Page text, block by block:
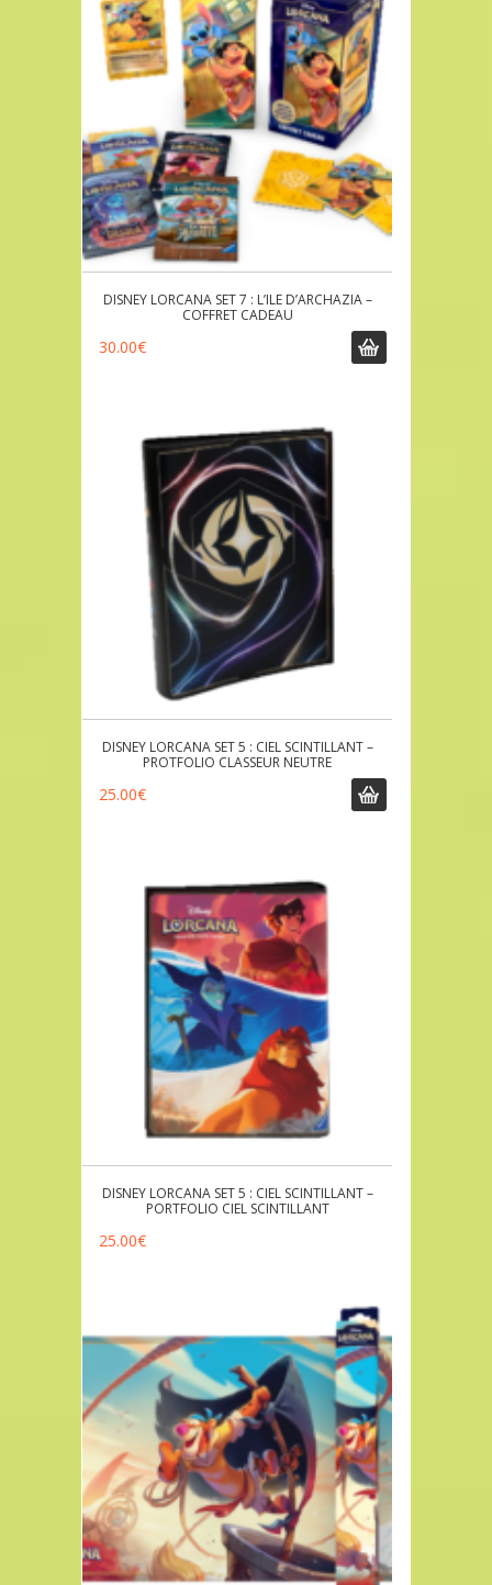
DISNEY LORCANA SET 7 : L’ILE D’ARCHAZIA –
COFFRET CADEAU
30.00€
DISNEY LORCANA SET 5 : CIEL SCINTILLANT –
PROTFOLIO CLASSEUR NEUTRE
25.00€
DISNEY LORCANA SET 5 : CIEL SCINTILLANT –
PORTFOLIO CIEL SCINTILLANT
25.00€